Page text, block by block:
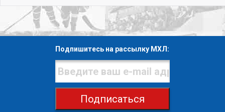
Подпишитесь на рассылку МХЛ:
Подписаться